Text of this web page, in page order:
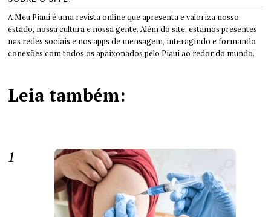
A Meu Piauí é uma revista online que apresenta e valoriza nosso
estado, nossa cultura e nossa gente. Além do site, estamos presentes
nas redes sociais e nos apps de mensagem, interagindo e formando
conexões com todos os apaixonados pelo Piauí ao redor do mundo.
Leia também: